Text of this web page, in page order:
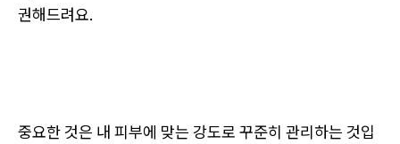
권해드려요.
중요한 것은 내 피부에 맞는 강도로 꾸준히 관리하는 것입